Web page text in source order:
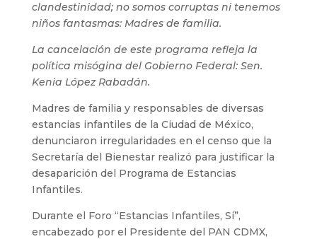
clandestinidad; no somos corruptas ni tenemos
niños fantasmas: Madres de familia.
La cancelación de este programa refleja la
política misógina del Gobierno Federal: Sen.
Kenia López Rabadán.
Madres de familia y responsables de diversas
estancias infantiles de la Ciudad de México,
denunciaron irregularidades en el censo que la
Secretaría del Bienestar realizó para justificar la
desaparición del Programa de Estancias
Infantiles.
Durante el Foro “Estancias Infantiles, Sí”,
encabezado por el Presidente del PAN CDMX,